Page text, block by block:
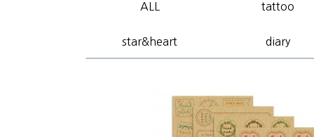
ALL tattoo
star&heart diary